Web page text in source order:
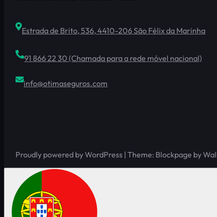
Estrada de Brito, 536, 4410-206 São Félix da Marinha
91 866 22 30 (Chamada para a rede móvel nacional)
info@otimaseguros.com
Proudly powered by WordPress | Theme: Blockpage by